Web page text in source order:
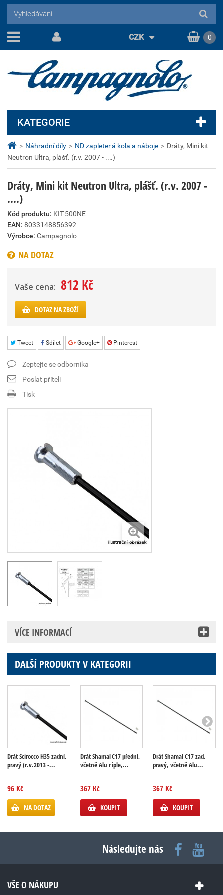
> Náhradní díly > ND zapletená kola a náboje > Dráty, Mini kit
Neutron Ultra, plášť. (r.v. 2007 - ....)
Dráty, Mini kit Neutron Ultra, plášť. (r.v. 2007 -
....)
Kód produktu: KIT-500NE
EAN: 8033148856392
Výrobce: Campagnolo
NA DOTAZ
Vaše cena: 812 Kč
DOTAZ NA ZBOŽÍ
Tweet Sdílet Google+ Pinterest
Zeptejte se odborníka
Poslat příteli
Tisk
VÍCE INFORMACÍ
DALŠÍ PRODUKTY V KATEGORII
Drát Scirocco H35 zadní,
pravý (r.v.2013 -...
96 Kč
NA DOTAZ
Drát Shamal C17 přední,
včetně Alu niple,...
367 Kč
KOUPIT
Drát Shamal C17 zad.
pravý, včetně Alu...
367 Kč
KOUPIT
KATEGORIE
CZK 0
Následujte nás
VŠE O NÁKUPU